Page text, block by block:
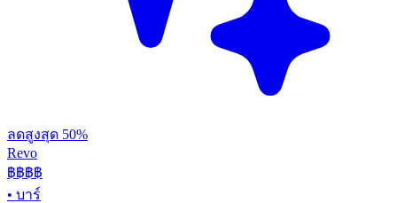
ลดสูงสุด 50%
Revo
฿฿฿฿
• บาร์